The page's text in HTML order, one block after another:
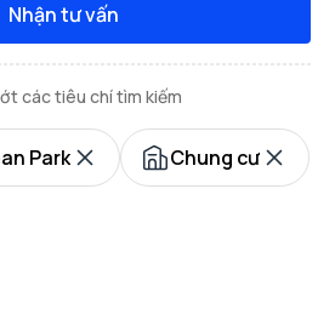
Nhận tư vấn
các tiêu chí tìm kiếm
Park Chung cư